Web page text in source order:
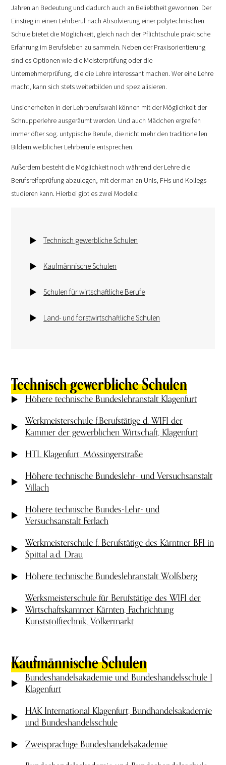
Jahren an Bedeutung und dadurch auch an Beliebtheit gewonnen. Der
Einstieg in einen Lehrberuf nach Absolvierung einer polytechnischen
Schule bietet die Möglichkeit, gleich nach der Pflichtschule praktische
Erfahrung im Berufsleben zu sammeln. Neben der Praxisorientierung
sind es Optionen wie die Meisterprüfung oder die
Unternehmerprüfung, die die Lehre interessant machen. Wer eine Lehre
macht, kann sich stets weiterbilden und spezialisieren.
Unsicherheiten in der Lehrberufswahl können mit der Möglichkeit der
Schnupperlehre ausgeräumt werden. Und auch Mädchen ergreifen
immer öfter sog. untypische Berufe, die nicht mehr den traditionellen
Bildern weiblicher Lehrberufe entsprechen.
Außerdem besteht die Möglichkeit noch während der Lehre die
Berufsreifeprüfung abzulegen, mit der man an Unis, FHs und Kollegs
studieren kann. Hierbei gibt es zwei Modelle:
Technisch gewerbliche Schulen
Kaufmännische Schulen
Schulen für wirtschaftliche Berufe
Land- und forstwirtschaftliche Schulen
Technisch gewerbliche Schulen
Höhere technische Bundeslehranstalt Klagenfurt
Werkmeisterschule f.Berufstätige d. WIFI der
Kammer der gewerblichen Wirtschaft, Klagenfurt
HTL Klagenfurt, Mössingerstraße
Höhere technische Bundeslehr- und Versuchsanstalt
Villach
Höhere technische Bundes-Lehr- und
Versuchsanstalt Ferlach
Werkmeisterschule f. Berufstätige des Kärntner BFI in
Spittal a.d. Drau
Höhere technische Bundeslehranstalt Wolfsberg
Werksmeisterschule für Berufstätige des WIFI der
Wirtschaftskammer Kärnten, Fachrichtung
Kunststofftechnik, Völkermarkt
Kaufmännische Schulen
Bundeshandelsakademie und Bundeshandelsschule I
Klagenfurt
HAK International Klagenfurt, Bundhandelsakademie
und Bundeshandelsschule
Zweisprachige Bundeshandelsakademie